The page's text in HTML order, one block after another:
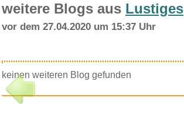
weitere Blogs aus Lustiges
vor dem 27.04.2020 um 15:37 Uhr
keinen weiteren Blog gefunden